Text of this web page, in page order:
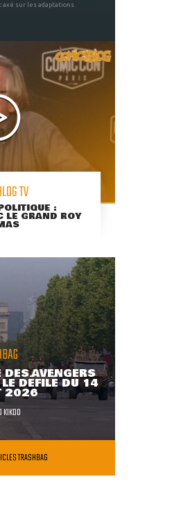
sur les adaptations
TV
:
LE GRAND ROY
DES AVENGERS
DÉFILÉ DU 14
2026
KIKOO
TRASHBAG